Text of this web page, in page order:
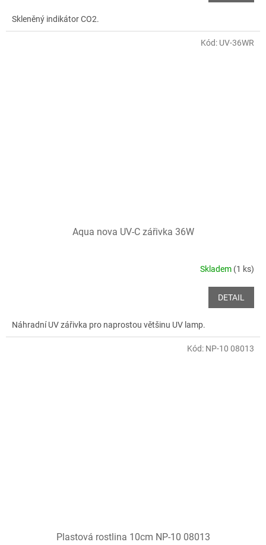
Skleněný indikátor CO2.
Aqua nova UV-C zářivka 36W
Skladem (1 ks)
DETAIL
Náhradní UV zářivka pro naprostou většinu UV lamp.
Kód: UV-36WR
Plastová rostlina 10cm NP-10 08013
Kód: NP-10 08013